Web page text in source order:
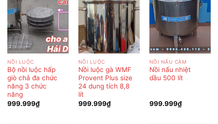
NỒI LUỘC
Bộ nồi luộc hấp
giò chả đa chức
năng 3 chức
năng
999.999₫
NỒI LUỘC
Nồi luộc gà WMF
Provent Plus size
24 dung tích 8,8
lít
999.999₫
NỒI NẤU CÁM
Nồi nấu nhiệt
dầu 500 lít
999.999₫